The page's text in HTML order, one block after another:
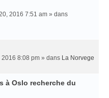
2016 7:51 am » dans
2016 8:08 pm » dans La Norvege
à Oslo recherche du